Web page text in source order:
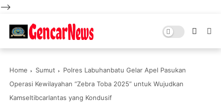
-->
Home Sumut
Polres Labuhanbatu Gelar Apel Pasukan
Operasi Kewilayahan “Zebra Toba 2025” untuk Wujudkan
Kamseltibcarlantas yang Kondusif